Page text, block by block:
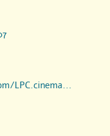
LPC.cinema...